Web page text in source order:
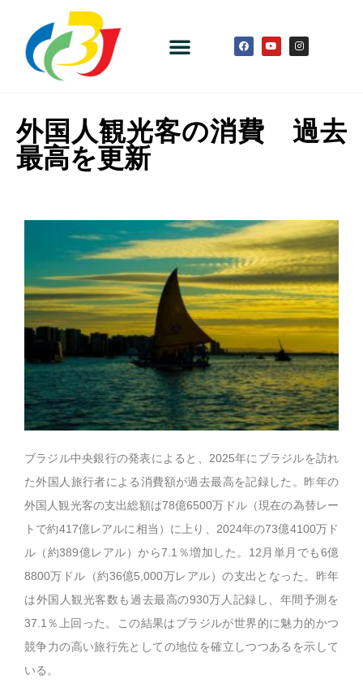
外国人観光客の消費 過去
最高を更新
ブラジル中央銀行の発表によると、2025年にブラジルを訪れ
た外国人旅行者による消費額が過去最高を記録した。昨年の
外国人観光客の支出総額は78億6500万ドル（現在の為替レー
トで約417億レアルに相当）に上り、2024年の73億4100万ド
ル（約389億レアル）から7.1％増加した。12月単月でも6億
8800万ドル（約36億5,000万レアル）の支出となった。昨年
は外国人観光客数も過去最高の930万人記録し、年間予測を
37.1％上回った。この結果はブラジルが世界的に魅力的かつ
競争力の高い旅行先としての地位を確立しつつあるを示して
いる。